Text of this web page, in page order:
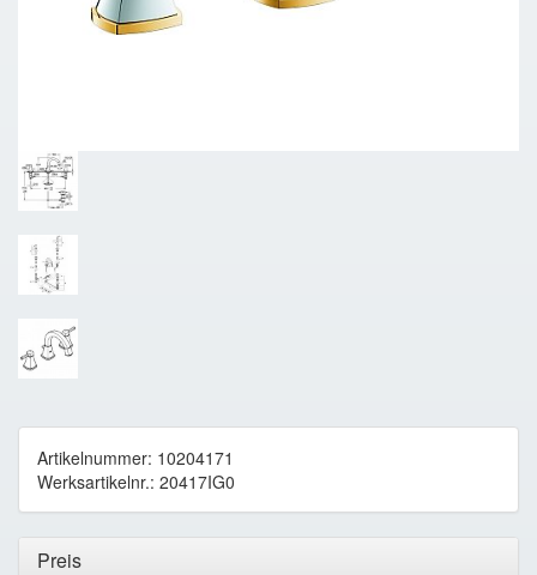
Artikelnummer: 10204171
Werksartikelnr.: 20417IG0
Preis